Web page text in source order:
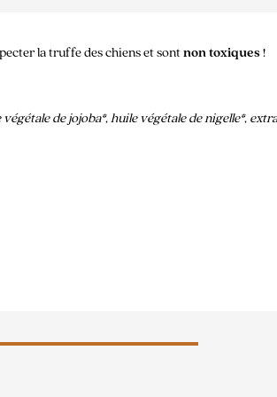
la truffe des chiens et sontnon toxiques!
de jojoba*, huile végétale de nigelle*,